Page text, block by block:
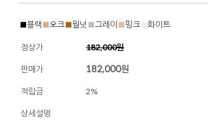
■블랙 ■오크■월넛 ■그레이 ■핑크 화이트
정상가 182,000원
판매가 182,000원
적립금 2%
상세설명